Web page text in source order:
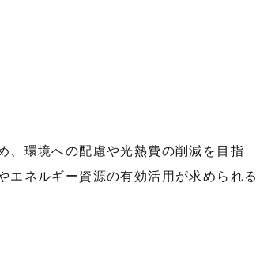
、環境への配慮や光熱費の削減を目指
エネルギー資源の有効活用が求められる